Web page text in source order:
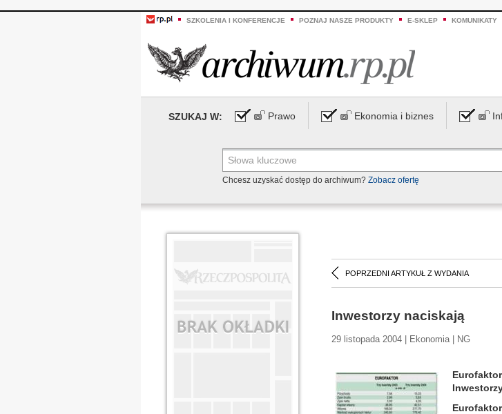
SZKOLENIA I KONFERENCJE POZNAJ NASZE PRODUKTY E-SKLEP KOMUNIKATY
SZUKAJ W: Prawo Ekonomia i biznes
Chcesz uzyskać dostęp do archiwum? Zobacz ofertę
POPRZEDNI ARTYKUŁ Z WYDANIA
Inwestorzy naciskają
29 listopada 2004 | Ekonomia | NG
Eurofaktor